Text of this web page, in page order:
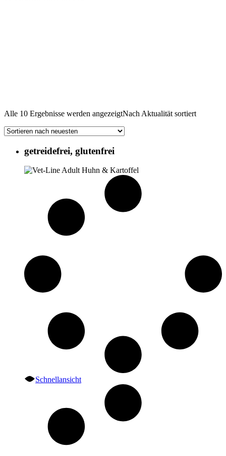
Alle 10 Ergebnisse werden angezeigtNach Aktualität sortiert
getreidefrei, glutenfrei
Schnellansicht